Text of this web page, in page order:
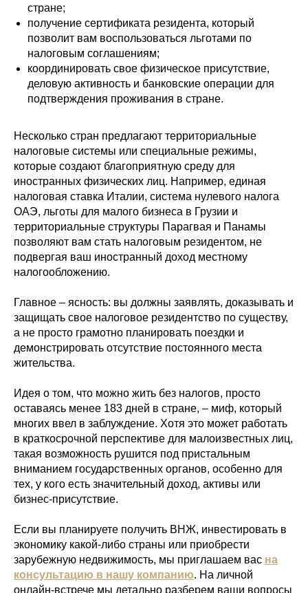
стране;
получение сертификата резидента, который
позволит вам воспользоваться льготами по
налоговым соглашениям;
координировать свое физическое присутствие,
деловую активность и банковские операции для
подтверждения проживания в стране.
Несколько стран предлагают территориальные
налоговые системы или специальные режимы,
которые создают благоприятную среду для
иностранных физических лиц. Например, единая
налоговая ставка Италии, система нулевого налога
ОАЭ, льготы для малого бизнеса в Грузии и
территориальные структуры Парагвая и Панамы
позволяют вам стать налоговым резидентом, не
подвергая ваш иностранный доход местному
налогообложению.
Главное – ясность: вы должны заявлять, доказывать и
защищать свое налоговое резидентство по существу,
а не просто грамотно планировать поездки и
демонстрировать отсутствие постоянного места
жительства.
Идея о том, что можно жить без налогов, просто
оставаясь менее 183 дней в стране, – миф, который
многих ввел в заблуждение. Хотя это может работать
в краткосрочной перспективе для малоизвестных лиц,
такая возможность рушится под пристальным
вниманием государственных органов, особенно для
тех, у кого есть значительный доход, активы или
бизнес-присутствие.
Если вы планируете получить ВНЖ, инвестировать в
экономику какой-либо страны или приобрести
зарубежную недвижимость, мы приглашаем вас на
консультацию в нашу компанию. На личной
онлайн-встрече мы детально разберем ваши вопросы